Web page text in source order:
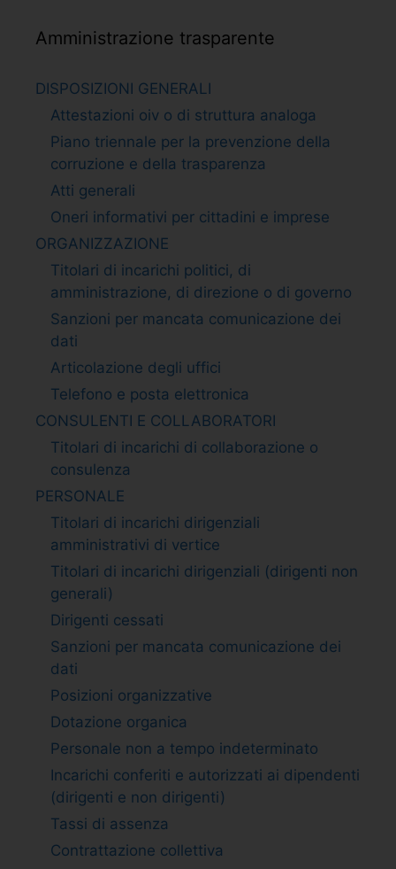
Amministrazione trasparente
DISPOSIZIONI GENERALI
Attestazioni oiv o di struttura analoga
Piano triennale per la prevenzione della
corruzione e della trasparenza
Atti generali
Oneri informativi per cittadini e imprese
ORGANIZZAZIONE
Titolari di incarichi politici, di
amministrazione, di direzione o di governo
Sanzioni per mancata comunicazione dei
dati
Articolazione degli uffici
Telefono e posta elettronica
CONSULENTI E COLLABORATORI
Titolari di incarichi di collaborazione o
consulenza
PERSONALE
Titolari di incarichi dirigenziali
amministrativi di vertice
Titolari di incarichi dirigenziali (dirigenti non
generali)
Dirigenti cessati
Sanzioni per mancata comunicazione dei
dati
Posizioni organizzative
Dotazione organica
Personale non a tempo indeterminato
Incarichi conferiti e autorizzati ai dipendenti
(dirigenti e non dirigenti)
Tassi di assenza
Contrattazione collettiva